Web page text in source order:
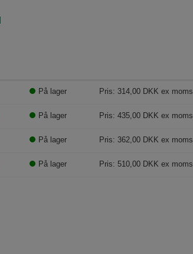
På lager Pris: 314,00 DKK ex moms
På lager Pris: 435,00 DKK ex moms
På lager Pris: 362,00 DKK ex moms
På lager Pris: 510,00 DKK ex moms